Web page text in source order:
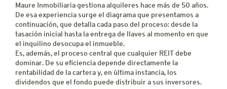
Maure Inmobiliaria gestiona alquileres hace más de 50 años.
De esa experiencia surge el diagrama que presentamos a
continuación, que detalla cada paso del proceso: desde la
tasación inicial hasta la entrega de llaves al momento en que
el inquilino desocupa el inmueble.
Es, además, el proceso central que cualquier REIT debe
dominar. De su eficiencia depende directamente la
rentabilidad de la cartera y, en última instancia, los
dividendos que el fondo puede distribuir a sus inversores.